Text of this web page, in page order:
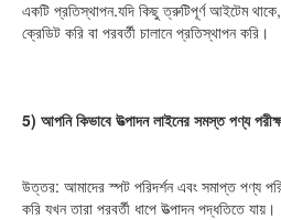
একটি প্রতিস্থাপন.যদি কিছু ত্রুটিপূর্ণ আইটেম
ক্রেডিট করি বা পরবর্তী চালানে প্রতিস্থাপন করি।
5) আপনি কিভাবে উত্পাদন লাইনের সমস্ত পণ্য
উত্তর: আমাদের স্পট পরিদর্শন এবং সমাপ্ত পণ্য
করি যখন তারা পরবর্তী ধাপে উত্পাদন পদ্ধতিতে যায়।